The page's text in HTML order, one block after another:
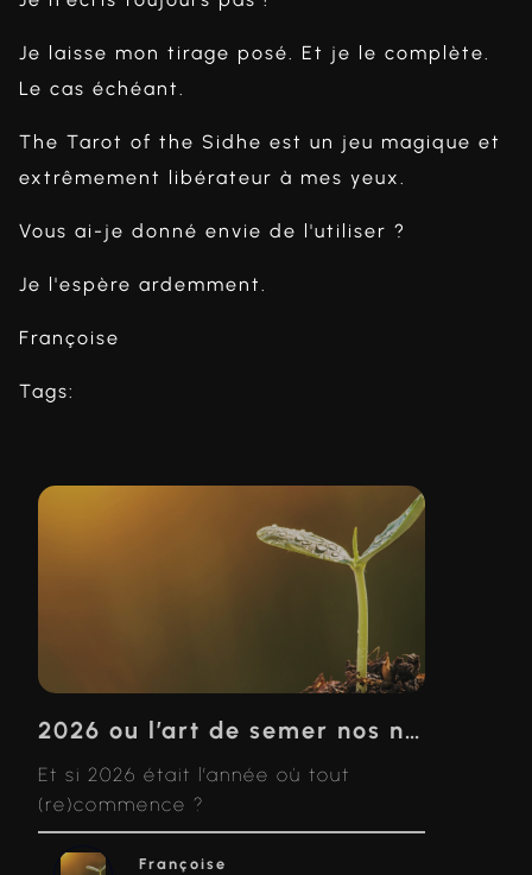
Je laisse mon tirage posé. Et je le complète.
Le cas échéant.
The Tarot of the Sidhe est un jeu magique et
extrêmement libérateur à mes yeux.
Vous ai-je donné envie de l'utiliser ?
Je l'espère ardemment.
Françoise
Tags:
2026 ou l’art de semer nos nouvelles premières fois
Et si 2026 était l’année où tout
(re)commence ?
Françoise